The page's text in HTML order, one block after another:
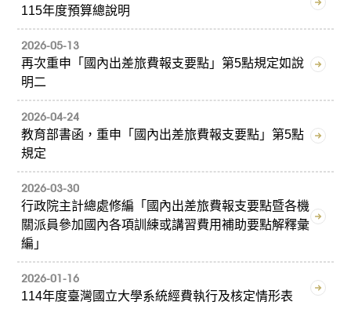
115年度預算總說明
2026-05-13
再次重申「國內出差旅費報支要點」第5點規定如說
明二
2026-04-24
教育部書函，重申「國內出差旅費報支要點」第5點
規定
2026-03-30
行政院主計總處修編「國內出差旅費報支要點暨各機
關派員參加國內各項訓練或講習費用補助要點解釋彙
編」
2026-01-16
114年度臺灣國立大學系統經費執行及核定情形表